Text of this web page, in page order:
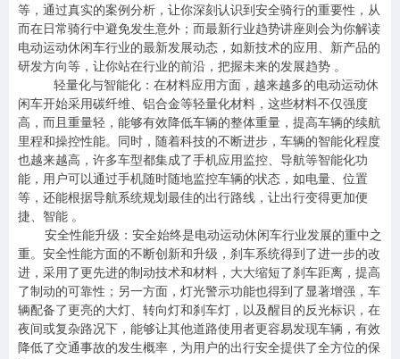
等，通过真实的案例分析，让你深刻认识到安全骑行的重要性，从
而在日常骑行中避免发生意外；而最新行业趋势讲座则会为你解读
电动运动休闲车行业的最新发展动态，如新技术的应用、新产品的
研发方向等，让你站在行业的前沿，把握未来的发展趋势 。
轻量化与智能化：在材料应用方面，越来越多的电动运动休
闲车开始采用碳纤维、铝合金等轻量化材料，这些材料不仅强度
高，而且重量轻，能够有效降低车辆的整体重量，提高车辆的续航
里程和操控性能。同时，随着科技的不断进步，车辆的智能化程度
也越来越高，许多车型都集成了手机应用监控、导航等智能化功
能，用户可以通过手机随时随地监控车辆的状态，如电量、位置
等，还能根据导航系统规划最佳的出行路线，让出行变得更加便
捷、智能 。
安全性能升级：安全始终是电动运动休闲车行业发展的重中之
重。安全性能方面的不断创新和升级，刹车系统得到了进一步的改
进，采用了更先进的制动技术和材料，大大缩短了刹车距离，提高
了制动的可靠性；另一方面，灯光警示功能也得到了显著增强，车
辆配备了更亮的大灯、转向灯和刹车灯，以及醒目的反光标识，在
夜间或复杂路况下，能够让其他道路使用者更容易发现车辆，有效
降低了交通事故的发生概率，为用户的出行安全提供了全方位的保